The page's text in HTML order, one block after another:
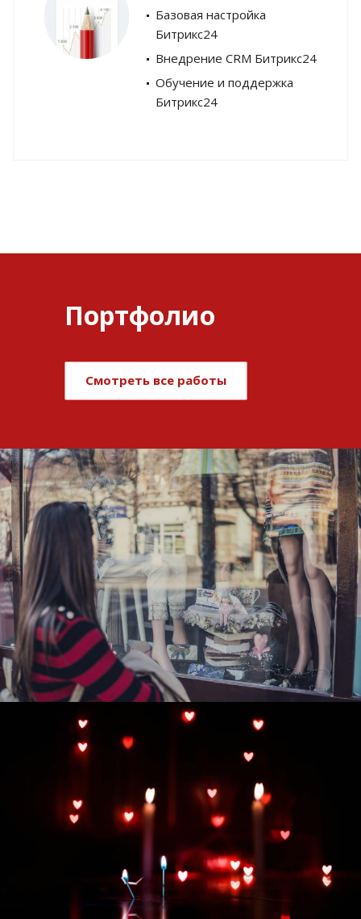
Базовая настройка
Битрикс24
Внедрение CRM Битрикс24
Обучение и поддержка
Битрикс24
Портфолио
Смотреть все работы
Развитие и поддержка интернет-
витрины StepClub
Смотреть проект
Развитие интернет-магазина "Всё для
праздника"
Смотреть проект